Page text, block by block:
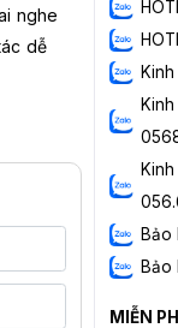
nghe
dễ
Bảo
Bảo
MIỄN